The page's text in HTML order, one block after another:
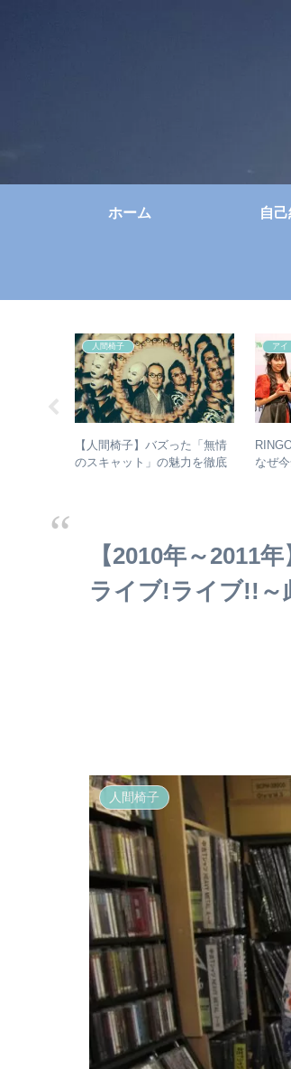
ホーム 自
人間椅子
【人間椅子】バズった「無情
のスキャット」の魅力を徹底
アイ
なぜ
【2010年～2011
ライブ!ライブ!!～
人間椅子